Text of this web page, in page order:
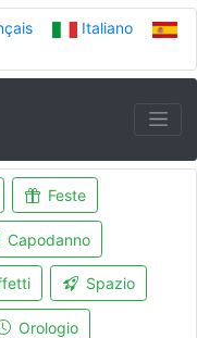
Italiano
Feste
Capodanno
Spazio
Orologio